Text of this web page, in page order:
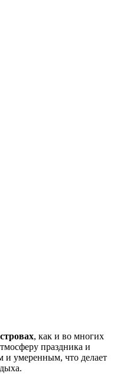
, как и во многих
праздника и
и умеренным, что делает